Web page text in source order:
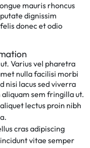
mauris rhoncus
dignissim
donec et odio
Varius vel pharetra
nulla facilisi morbi
nisi lacus sed viverra
sem fringilla ut.
lectus proin nibh
cras adipiscing
vitae semper